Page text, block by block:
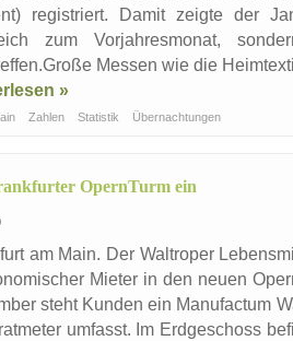
registriert. Damit zeigte der
zum Vorjahresmonat,
Messen wie die
»
Zahlen Statistik Übernachtungen
OpernTurm ein
am Main. Der Waltroper
Mieter in den neuen
steht Kunden ein Manufactum
umfasst. Im Erdgeschoss